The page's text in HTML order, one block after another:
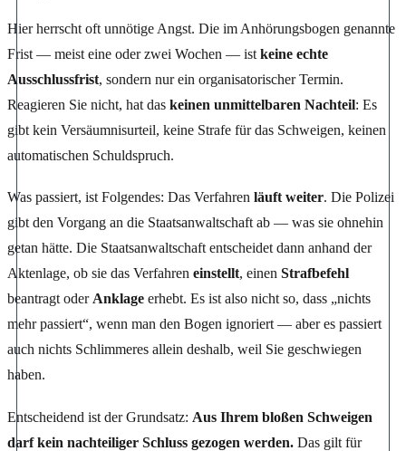
Hier herrscht oft unnötige Angst. Die im Anhörungsbogen genannte
Frist — meist eine oder zwei Wochen — ist keine echte
Ausschlussfrist, sondern nur ein organisatorischer Termin.
Reagieren Sie nicht, hat das keinen unmittelbaren Nachteil: Es
gibt kein Versäumnisurteil, keine Strafe für das Schweigen, keinen
automatischen Schuldspruch.
Was passiert, ist Folgendes: Das Verfahren läuft weiter. Die Polizei
gibt den Vorgang an die Staatsanwaltschaft ab — was sie ohnehin
getan hätte. Die Staatsanwaltschaft entscheidet dann anhand der
Aktenlage, ob sie das Verfahren einstellt, einen Strafbefehl
beantragt oder Anklage erhebt. Es ist also nicht so, dass „nichts
mehr passiert“, wenn man den Bogen ignoriert — aber es passiert
auch nichts Schlimmeres allein deshalb, weil Sie geschwiegen
haben.
Entscheidend ist der Grundsatz: Aus Ihrem bloßen Schweigen
darf kein nachteiliger Schluss gezogen werden. Das gilt für